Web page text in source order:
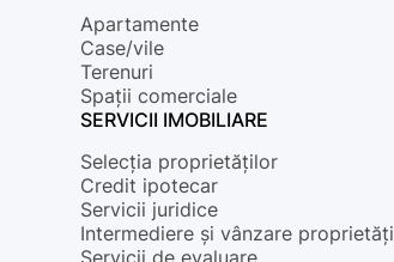
Apartamente
Case/vile
Terenuri
Spații comerciale
SERVICII IMOBILIARE
Selecția proprietăților
Credit ipotecar
Servicii juridice
Intermediere și vânzare proprietăți